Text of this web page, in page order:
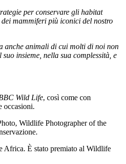
per conservare gli habitat
mammiferi più iconici del nostro
anche animali di cui molti di noi non
insieme, nella sua complessità, e
Wild Life, così come con
occasioni.
Wildlife Photographer of the
Africa. È stato premiato al Wildlife